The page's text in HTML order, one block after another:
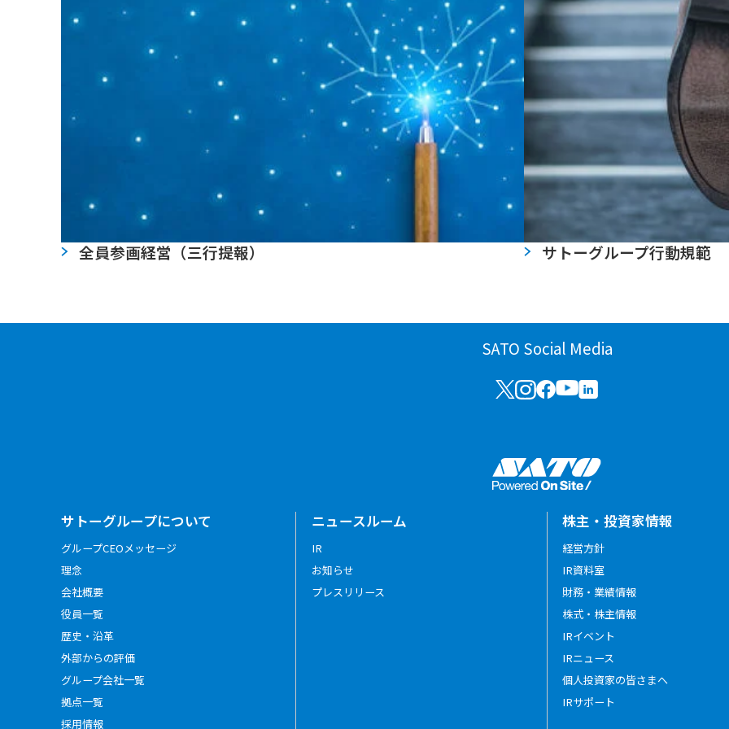
全員参画経営（三行提報） サトーグループ行動規範
SATO Social Media
サトーグループについて
グループCEOメッセージ
理念
会社概要
役員一覧
歴史・沿革
外部からの評価
グループ会社一覧
拠点一覧
採用情報
ニュースルーム
IR
お知らせ
プレスリリース
株主・投資家情報
経営方針
IR資料室
財務・業績情報
株式・株主情報
IRイベント
IRニュース
個人投資家の皆さまへ
IRサポート